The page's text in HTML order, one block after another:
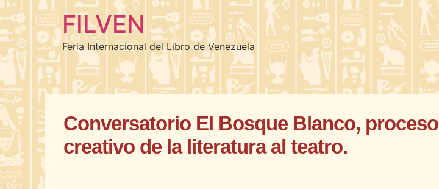
FILVEN
Feria Internacional del Libro de Venezuela
Conversatorio El Bosque Blanco, proceso
creativo de la literatura al teatro.